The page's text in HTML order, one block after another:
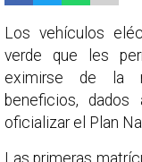
Los vehículos
verde que les
eximirse de la
beneficios,
oficializar el Plan